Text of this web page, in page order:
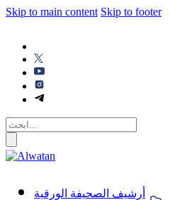
Skip to main content Skip to footer
أرشيف الصحيفة الورقية